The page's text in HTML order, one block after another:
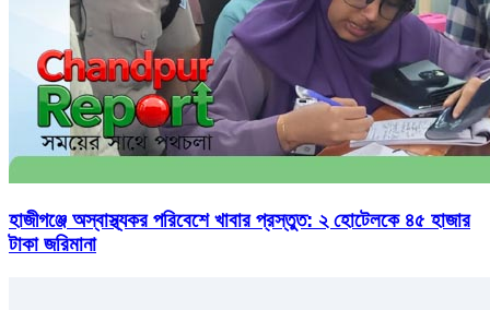
হাজীগঞ্জে অস্বাস্থ্যকর পরিবেশে খাবার প্রস্তুত: ২ হোটেলকে ৪৫ হাজার
টাকা জরিমানা